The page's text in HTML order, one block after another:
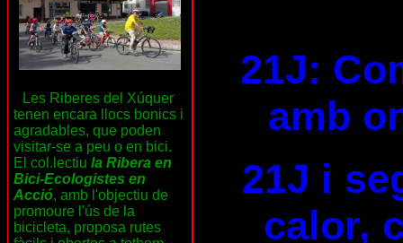
Les Riberes del Xúquer
tenen encara llocs bonics i
agradables, que poden
visitar-se a peu o en bici.
El col.lectiu la Ribera en
Bici-Ecologistes en
Acció, amb l'objectiu de
promoure l'ús de la
bicicleta, proposa rutes
21J:
amb
21J i
calor,